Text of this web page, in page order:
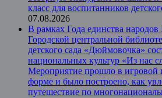
класс для воспитанников
07.08.2026
В рамках Года единства народов
Городской центральной
детского сада «Дюймовочка»
национальных культур «Из нас
Мероприятие прошло в игровой
форме и было построено, как
путешествие по